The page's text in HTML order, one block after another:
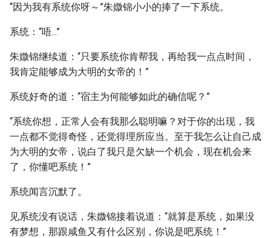
“因为我有系统你呀～”朱媺锦小小的捧了一下系统。
系统：“唔...”
朱媺锦继续道：“只要系统你肯帮我，再给我一点点时间，
我肯定能够成为大明的女帝的！”
系统好奇的道：“宿主为何能够如此的确信呢？”
“系统你想，正常人会有我那么聪明嘛？对于你的出现，我
一点都不觉得奇怪，还觉得理所应当。至于我怎么让自己成
为大明的女帝，说白了我只是欠缺一个机会，现在机会来
了，你懂吧系统！”
系统闻言沉默了。
见系统没有说话，朱媺锦接着说道：“就算是系统，如果没
有梦想，那跟咸鱼又有什么区别，你说是吧系统！”